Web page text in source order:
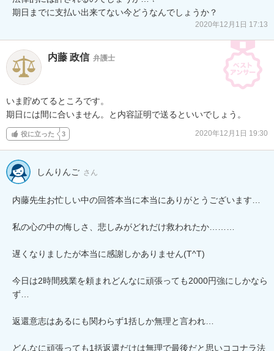
期日までに支払い出来てない今どうなんでしょうか？
2020年12月1日 17:13
内藤 政信 弁護士
いま貯めてるところです。
期日には間に合いません。と内容証明で送るといいでしょう。
役に立った 3 2020年12月1日 19:30
しんりんご さん
内藤先生お忙しい中の回答本当に本当にありがとうございます…
私の心の中の悔しさ、悲しみがどれだけ救われたか………
遅くなりましたが本当に感謝しかありません(T^T)
今日は2時間残業を頼まれどんなに頑張っても2000円強にしかなら
ず…
返還意志はあるにも関わらず1括しか無理と言われ…
どんなに頑張っても1括返還だけは無理で最後だと思いココナラ法